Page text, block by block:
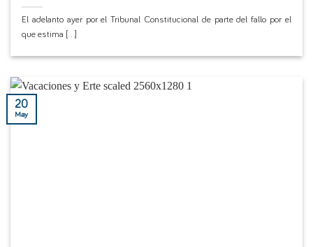
El adelanto ayer por el Tribunal Constitucional de parte del fallo por el
que estima [...]
20
May